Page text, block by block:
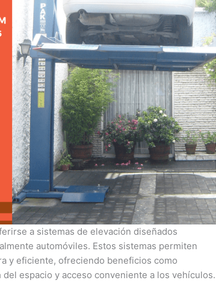
a sistemas de elevación diseñados
automóviles. Estos sistemas permiten
y eficiente, ofreciendo beneficios como
espacio y acceso conveniente a los vehículos.